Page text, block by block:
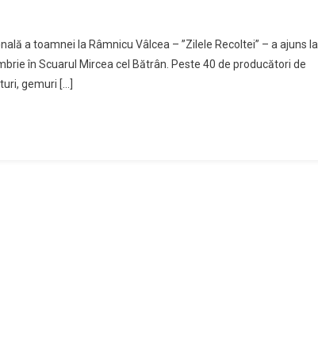
a toamnei la Râmnicu Vâlcea – ”Zilele Recoltei” – a ajuns la
în Scuarul Mircea cel Bătrân. Peste 40 de producători de
gemuri […]